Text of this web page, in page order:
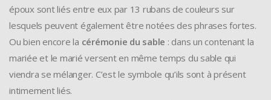
époux sont liés entre eux par 13 rubans de couleurs sur
lesquels peuvent également être notées des phrases fortes.
Ou bien encore la cérémonie du sable : dans un contenant la
mariée et le marié versent en même temps du sable qui
viendra se mélanger. C’est le symbole qu’ils sont à présent
intimement liés.